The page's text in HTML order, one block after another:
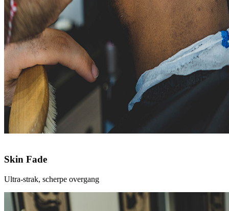
Skin Fade
Ultra-strak, scherpe overgang